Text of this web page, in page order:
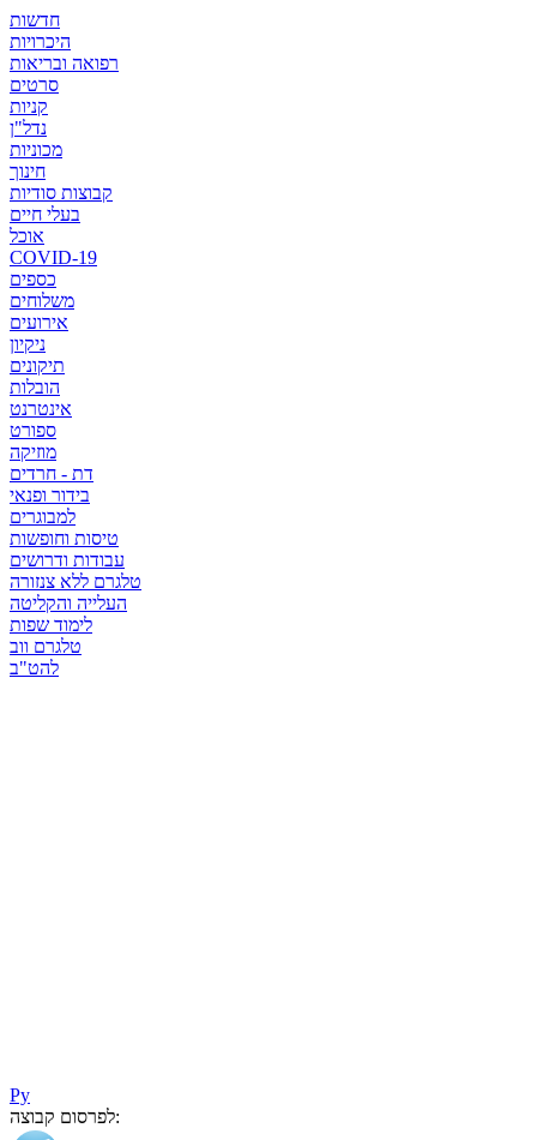
חדשות
היכרויות
רפואה ובריאות
סרטים
קניות
נדל"ן
מכוניות
חינוך
קבוצות סודיות
בעלי חיים
אוכל
COVID-19
כספים
משלוחים
אירועים
ניקיון
תיקונים
הובלות
אינטרנט
ספורט
מוזיקה
דת - חרדים
בידור ופנאי
למבוגרים
טיסות וחופשות
עבודות ודרושים
טלגרם ללא צנזורה
העלייה והקליטה
לימוד שפות
טלגרם ווב
להט"ב
Ру
לפרסום קבוצה: